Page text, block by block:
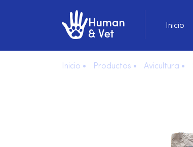
Inicio
Inicio • Productos • Avicultura •